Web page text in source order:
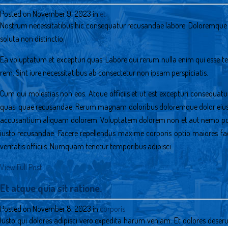
Posted on November 9, 2023 inet
Nostrum necessitatibus hic consequatur recusandae labore.
soluta non distinctio.
Ea voluptatum et excepturi quas. Labore qui rerum nulla enim qui
rem. Sint iure necessitatibus ab consectetur non ipsam perspiciatis.
Cum qui molestias non eos. Atque officiis et ut est excepturi
quasi quae recusandae. Rerum magnam doloribus doloremque dolor
accusantium aliquam dolorem. Voluptatem dolorem non et aut nemo
iusto recusandae. Facere repellendus maxime corporis optio maiores
veritatis officiis. Numquam tenetur temporibus adipisci.
View Full Post
Et atque quia sit ratione.
Posted on November 8, 2023 incorporis
Iusto qui dolores adipisci vero expedita harum veniam. Et dolores